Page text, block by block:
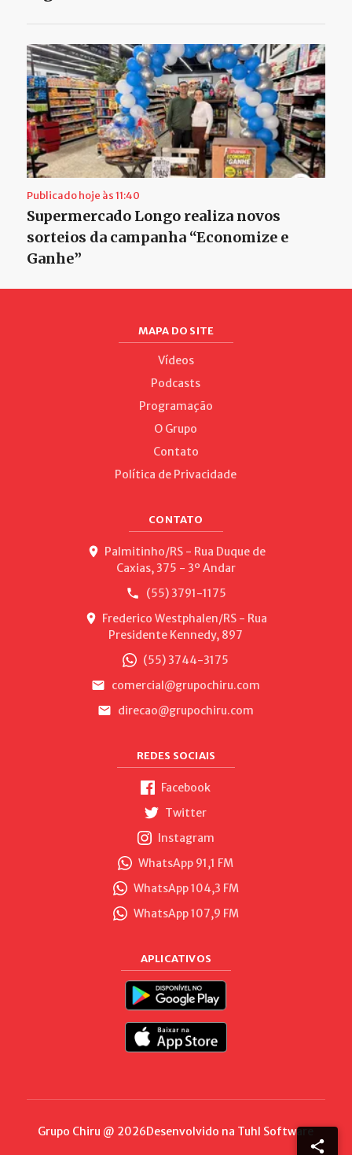
Publicado hoje às 11:40
Supermercado Longo realiza novos
sorteios da campanha “Economize e
Ganhe”
MAPA DO SITE
Vídeos
Podcasts
Programação
O Grupo
Contato
Política de Privacidade
CONTATO
Palmitinho/RS - Rua Duque de
Caxias, 375 - 3º Andar
(55) 3791-1175
Frederico Westphalen/RS - Rua
Presidente Kennedy, 897
(55) 3744-3175
comercial@grupochiru.com
direcao@grupochiru.com
REDES SOCIAIS
Facebook
Twitter
Instagram
WhatsApp 91,1 FM
WhatsApp 104,3 FM
WhatsApp 107,9 FM
APLICATIVOS
Grupo Chiru @ 2026Desenvolvido na Tuhl Software